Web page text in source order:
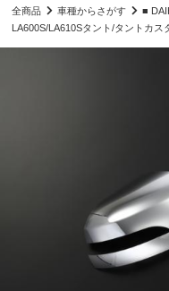
全商品 車種からさがす ■
LA600S/LA610Sタント/タントカス